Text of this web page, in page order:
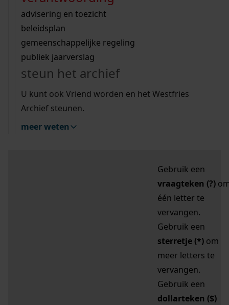
bouwvergunningen
omgevingsvergunningen
vergunningen
beeld en geluid
uitleg nodig?
Wij helpen u op weg met een aantal zoektips.
bekijk alle zoektips
Wij helpen u op weg met een aantal zoektips.
bekijk alle zoektips
bekijk ons geschiedenislokaal
advisering en toezicht
beleidsplan
gemeenschappelijke regeling
publiek jaarverslag
steun het archief
U kunt ook Vriend worden en het Westfries
Archief steunen.
meer weten
zoektips
Mijn Studiezaal (inloggen)
uw zoekopdracht te
Gebruik een
vraagteken (?)
één letter te
vervangen.
Gebruik een
sterretje (*) om
meer letters te
vervangen.
Gebruik een
dollarteken ($)